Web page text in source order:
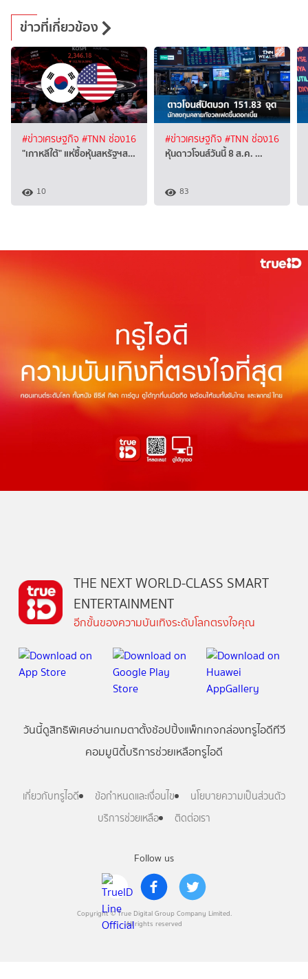
ข่าวที่เกี่ยวข้อง
#ข่าวเศรษฐกิจ #TNN ช่อง16
"เกาหลีใต้" แห่ซื้อหุ้นสหรัฐฯส…
10
#ข่าวเศรษฐกิจ #TNN ช่อง16
หุ้นดาวโจนส์วันนี้ 8 ส.ค. …
83
Follow us
Copyright © True Digital Group Company Limited.
All rights reserved
THE NEXT WORLD-CLASS SMART
ENTERTAINMENT
อีกขั้นของความบันเทิงระดับโลกตรงใจคุณ
วันนี้ดูสิทธิพิเศษอ่านเกมตาตั้งช้อปปิ้งแพ็กเกจกล่องทรูไอดีทีวี
คอมมูนิตี้บริการช่วยเหลือทรูไอดี
เกี่ยวกับทรูไอดี ข้อกำหนดและเงื่อนไข
นโยบายความเป็นส่วนตัว
บริการช่วยเหลือ
ติดต่อเรา